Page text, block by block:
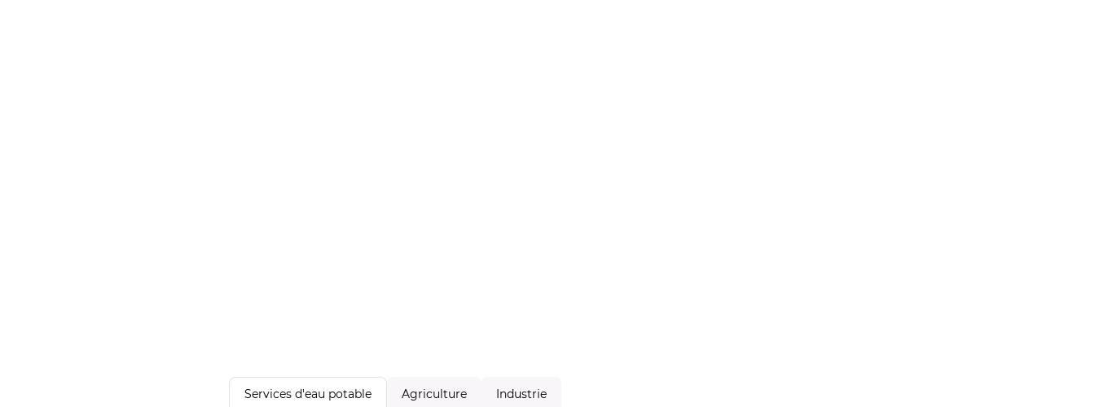
Services d'eau potable Agriculture Industrie